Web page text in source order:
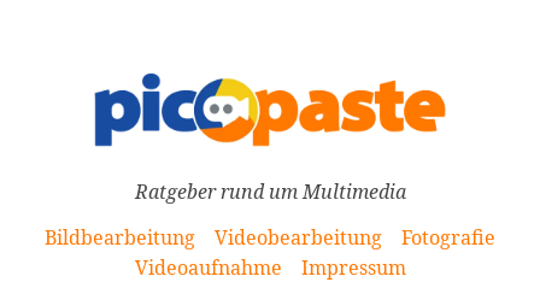
Ratgeber rund um Multimedia
Bildbearbeitung
Videobearbeitung
Fotografie
Videoaufnahme
Impressum